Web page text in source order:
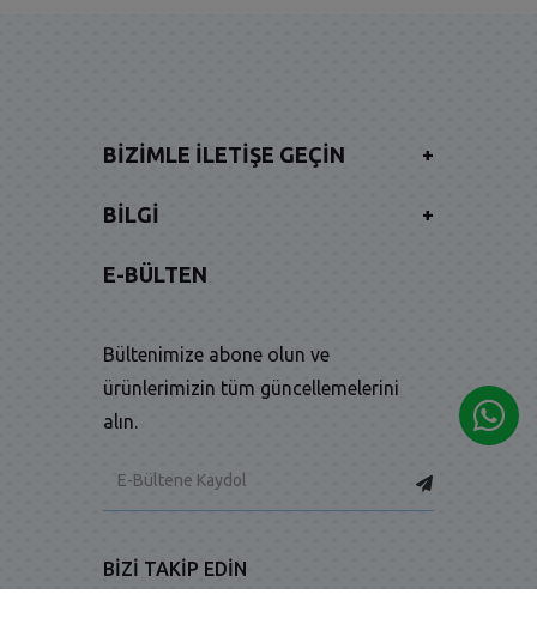
BIZIMLE İLETIŞE GEÇIN +
BILGI +
E-BÜLTEN
Bültenimize abone olun ve
ürünlerimizin tüm güncellemelerini
alın.
BIZI TAKIP EDIN